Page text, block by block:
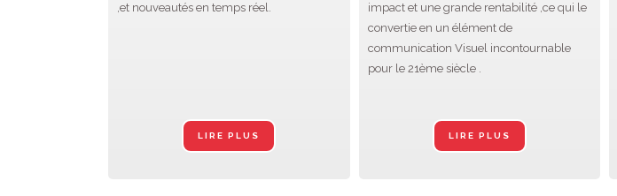
,et nouveautés en temps réel.
LIRE PLUS
impact et une grande rentabilité ,ce qui le
convertie en un élément de
communication Visuel incontournable
pour le 21ème siècle .
LIRE PLUS